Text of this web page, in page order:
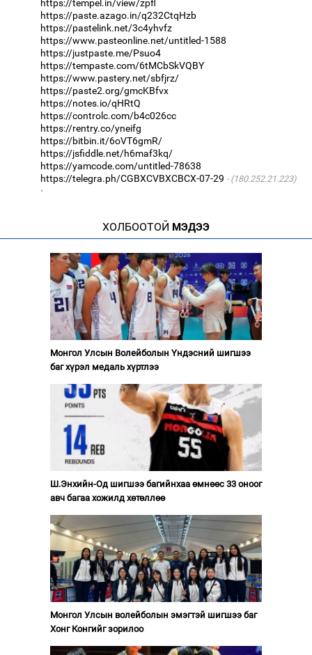
https://tempel.in/view/zpfl
https://paste.azago.in/q232CtqHzb
https://pastelink.net/3c4yhvfz
https://www.pasteonline.net/untitled-1588
https://justpaste.me/Psuo4
https://tempaste.com/6tMCbSkVQBY
https://www.pastery.net/sbfjrz/
https://paste2.org/gmcKBfvx
https://notes.io/qHRtQ
https://controlc.com/b4c026cc
https://rentry.co/yneifg
https://bitbin.it/6oVT6gmR/
https://jsfiddle.net/h6maf3kq/
https://yamcode.com/untitled-78638
https://telegra.ph/CGBXCVBXCBCX-07-29
(180.252.21.223)
·
ХОЛБООТОЙ МЭДЭЭ
Монгол Улсын Волейболын Үндэсний шигшээ
баг хүрэл медаль хүртлээ
Ш.Энхийн-Од шигшээ багийнхаа өмнөөс 33 оноог
авч багаа хожилд хөтөллөө
Монгол Улсын волейболын эмэгтэй шигшээ баг
Хонг Конгийг зорилоо